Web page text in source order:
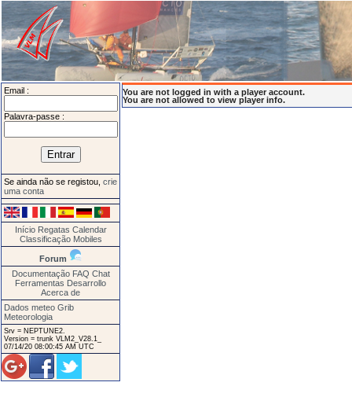
Email :
Palavra-passe :
Se ainda não se registou, crie
uma conta
Início Regatas Calendar
Classificação Mobiles
Forum
Documentação FAQ Chat
Ferramentas Desarrollo
Acerca de
Dados meteo Grib
Meteorologia
Srv = NEPTUNE2.
Version = trunk VLM2_V28.1_
07/14/20 08:00:45 AM UTC
You are not logged in with a player account.
You are not allowed to view player info.